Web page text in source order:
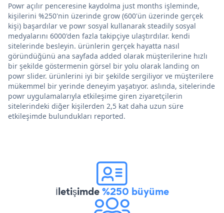
Powr açılır penceresine kaydolma just months işleminde,
kişilerini %250'nin üzerinde grow (600'ün üzerinde gerçek
kişi) başardılar ve powr sosyal kullanarak steadily sosyal
medyalarını 6000'den fazla takipçiye ulaştırdılar. kendi
sitelerinde besleyin. ürünlerin gerçek hayatta nasıl
göründüğünü ana sayfada added olarak müşterilerine hızlı
bir şekilde göstermenin görsel bir yolu olarak landing on
powr slider. ürünlerini iyi bir şekilde sergiliyor ve müşterilere
mükemmel bir yerinde deneyim yaşatıyor. aslında, sitelerinde
powr uygulamalarıyla etkileşime giren ziyaretçilerin
sitelerindeki diğer kişilerden 2,5 kat daha uzun süre
etkileşimde bulundukları reported.
İletişimde%250 büyüme